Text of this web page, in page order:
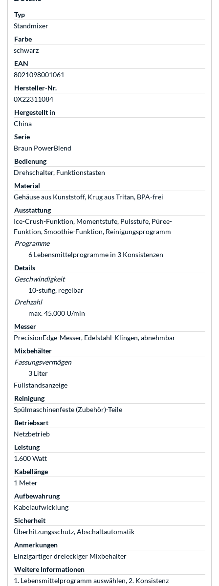
Typ
Standmixer
Farbe
schwarz
EAN
8021098001061
Hersteller-Nr.
0X22311084
Hergestellt in
China
Serie
Braun PowerBlend
Bedienung
Drehschalter, Funktionstasten
Material
Gehäuse aus Kunststoff, Krug aus Tritan, BPA-frei
Ausstattung
Ice-Crush-Funktion, Momentstufe, Pulsstufe, Püree-
Funktion, Smoothie-Funktion, Reinigungsprogramm
Programme
6 Lebensmittelprogramme in 3 Konsistenzen
Details
Geschwindigkeit
10-stufig, regelbar
Drehzahl
max. 45.000 U/min
Messer
PrecisionEdge-Messer, Edelstahl-Klingen, abnehmbar
Mixbehälter
Fassungsvermögen
3 Liter
Füllstandsanzeige
Reinigung
Spülmaschinenfeste (Zubehör)-Teile
Betriebsart
Netzbetrieb
Leistung
1.600 Watt
Kabellänge
1 Meter
Aufbewahrung
Kabelaufwicklung
Sicherheit
Überhitzungsschutz, Abschaltautomatik
Anmerkungen
Einzigartiger dreieckiger Mixbehälter
Weitere Informationen
1. Lebensmittelprogramm auswählen, 2. Konsistenz